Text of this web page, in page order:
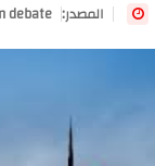
debate :المصدر